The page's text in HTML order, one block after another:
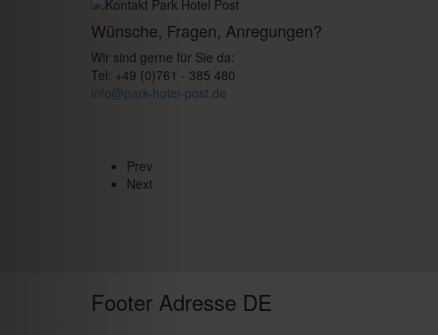
Wünsche, Fragen, Anregungen?
Wir sind gerne für Sie da:
Tel: +49 (0)761 - 385 480
info@park-hotel-post.de
Prev
Next
Footer Adresse DE